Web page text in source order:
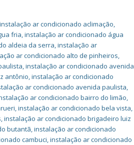
instalação ar condicionado aclimação,
fria,instalação ar condicionado água
aldeia da serra,instalação ar
ar condicionado alto de pinheiros,
,instalação ar condicionado avenida
antônio,instalação ar condicionado
ar condicionado avenida paulista,
ar condicionado bairro do limão,
,instalação ar condicionado bela vista,
,instalação ar condicionado brigadeiro luiz
butantã,instalação ar condicionado
cambuci,instalação ar condicionado